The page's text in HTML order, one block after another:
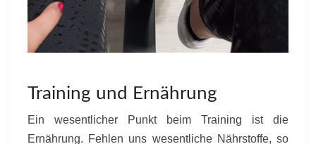
Training und Ernährung
Ein wesentlicher Punkt beim Training ist die
Ernährung. Fehlen uns wesentliche Nährstoffe, so